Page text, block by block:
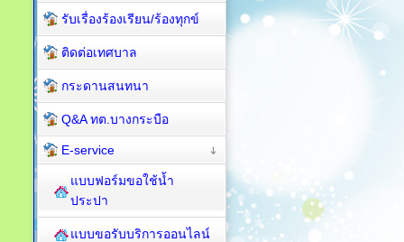
รับเรื่องร้องเรียน/ร้องทุกข์
ติดต่อเทศบาล
กระดานสนทนา
Q&A ทต.บางกระบือ
E-service
แบบฟอร์มขอใช้น้ำ
ประปา
แบบขอรับบริการออนไลน์